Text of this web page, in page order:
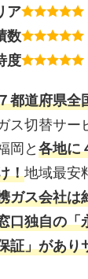
ア
度
都道府県全
ス切替サー
岡と各地に
！地域最安
ガス会社は
口独自の「
証」があり